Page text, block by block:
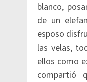
blanco,
de un
esposo
las velas,
ellos como
compartió